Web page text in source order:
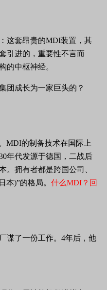
这套昂贵的MDI装置，其
引进的，重要性不言而
的中枢神经。
MDI的制备技术在国际上
年代发源于德国，二战后
。拥有者都是跨国公司、
本)”的格局。 什么MDI？回
谋了一份工作。4年后，他